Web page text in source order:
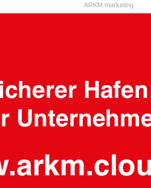
ARKM.marketing